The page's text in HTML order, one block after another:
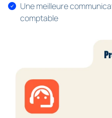
Une meilleure
comptable